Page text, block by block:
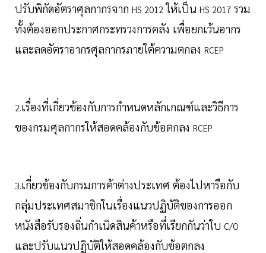
ปรับพิกัดอัตราศุลกากรจาก HS 2012 ให้เป็น HS 2017 รวม
ทั้งต้องออกประกาศกระทรวงการคลัง เพื่อยกเว้นอากร
และลดอัตราอากรศุลกากรภายใต้ความตกลง RCEP
2. เรื่องที่เกี่ยวข้องกับการกำหนดหลักเกณฑ์และวิธีการ
ของกรมศุลกากรให้สอดคล้องกับข้อตกลง RCEP
3. เกี่ยวข้องกับกรมการค้าต่างประเทศ ต้องไปหารือกับ
กลุ่มประเทศสมาชิกในเรื่องแนวปฏิบัติของการออก
หนังสือรับรองถิ่นกำเนิดสินค้าหรือที่เรียกกันว่าใบ C/O
และปรับแนวปฏิบัติให้สอดคล้องกับข้อตกลง